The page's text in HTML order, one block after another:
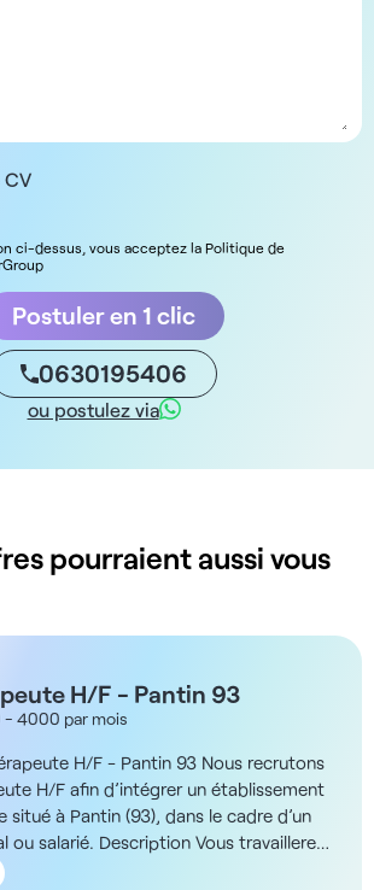
ci-dessus, vous acceptez la Politique de
Postuler en 1 clic
0630195406
ou postulez via
pourraient aussi vous
H/F - Pantin 93
- 4000 par mois
H/F - Pantin 93 Nous recrutons
H/F afin d’intégrer un établissement
à Pantin (93), dans le cadre d’un
ou salarié. Description Vous travaillerez
une équipe compétente et serez